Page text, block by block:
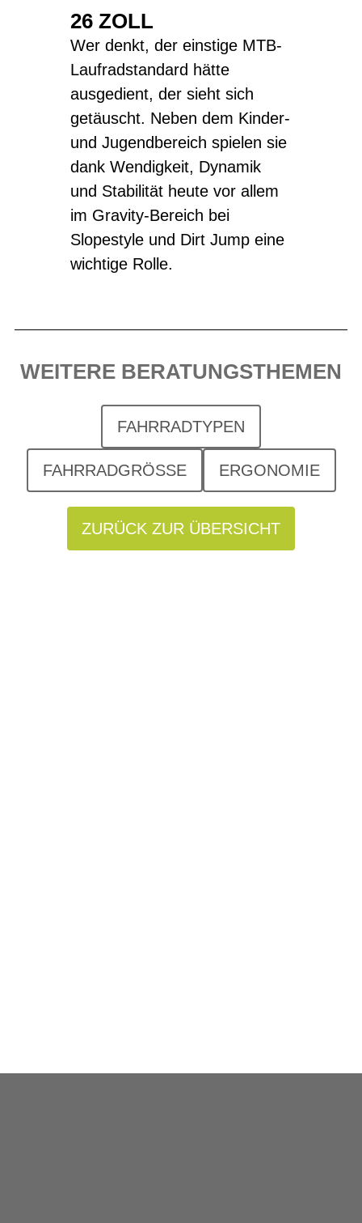
26 ZOLL
Wer denkt, der einstige MTB-
Laufradstandard hätte
ausgedient, der sieht sich
getäuscht. Neben dem Kinder-
und Jugendbereich spielen sie
dank Wendigkeit, Dynamik
und Stabilität heute vor allem
im Gravity-Bereich bei
Slopestyle und Dirt Jump eine
wichtige Rolle.
WEITERE BERATUNGSTHEMEN
FAHRRADTYPEN
FAHRRADGRÖSSE ERGONOMIE
ZURÜCK ZUR ÜBERSICHT